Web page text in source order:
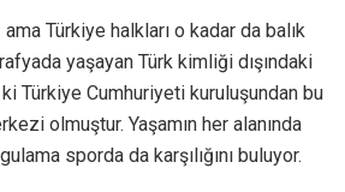
Türkiye halkları o kadar da balık
yaşayan Türk kimliği dışındaki
Türkiye Cumhuriyeti kuruluşundan bu
olmuştur. Yaşamın her alanında
sporda da karşılığını buluyor.